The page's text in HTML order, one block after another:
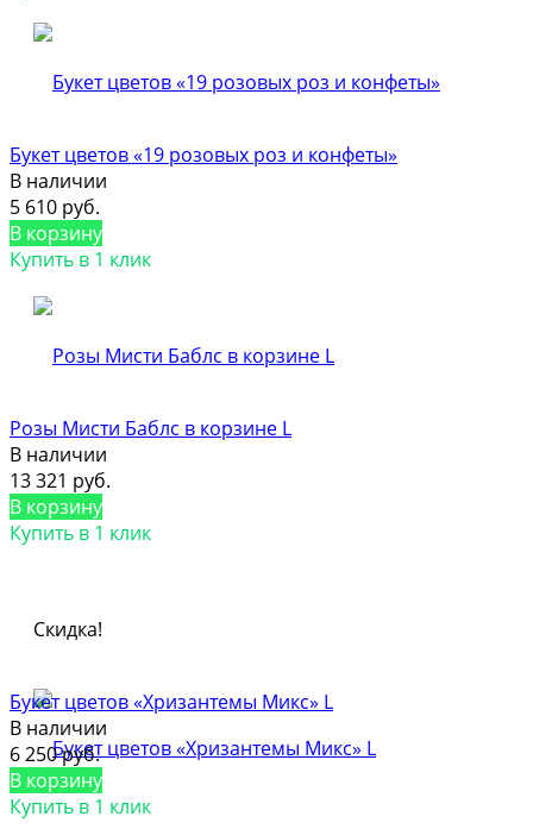
Букет цветов «19 розовых роз и конфеты»
В наличии
5 610 руб.
В корзину
Купить в 1 клик
Розы Мисти Баблс в корзине L
В наличии
13 321 руб.
В корзину
Купить в 1 клик
Скидка!
Букет цветов «Хризантемы Микс» L
В наличии
6 250 руб.
В корзину
Купить в 1 клик